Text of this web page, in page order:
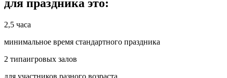
для праздника это:
2,5 часа
минимальное время стандартного праздника
2 типаигровых залов
для участников разного возраста